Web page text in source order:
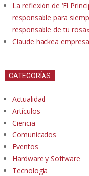
La reflexión de ‘El
responsable para
responsable de tu rosa»
Claude hackea
CATEGORÍAS
Actualidad
Artículos
Ciencia
Comunicados
Eventos
Hardware y Software
Tecnología